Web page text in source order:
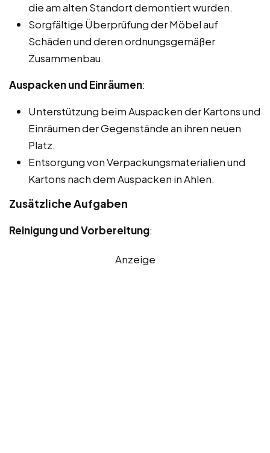
die am alten Standort demontiert wurden.
Sorgfältige Überprüfung der Möbel auf
Schäden und deren ordnungsgemäßer
Zusammenbau.
Auspacken und Einräumen:
Unterstützung beim Auspacken der Kartons und
Einräumen der Gegenstände an ihren neuen
Platz.
Entsorgung von Verpackungsmaterialien und
Kartons nach dem Auspacken in Ahlen.
Zusätzliche Aufgaben
Reinigung und Vorbereitung:
Anzeige